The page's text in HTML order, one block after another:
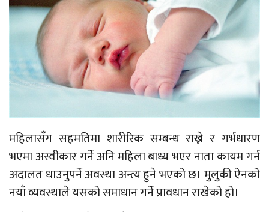
महिलासँग सहमतिमा शारीरिक सम्बन्ध राख्ने र गर्भधारण
भएमा अस्वीकार गर्ने अनि महिला बाध्य भएर नाता कायम गर्न
अदालत धाउनुपर्ने अवस्था अन्त्य हुने भएको छ। मुलुकी ऐनको
नयाँ व्यवस्थाले यसको समाधान गर्ने प्रावधान राखेको हो।